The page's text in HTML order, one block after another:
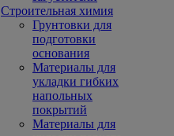
Строительная химия
Грунтовки для
подготовки
основания
Материалы для
укладки гибких
напольных
покрытий
Материалы для